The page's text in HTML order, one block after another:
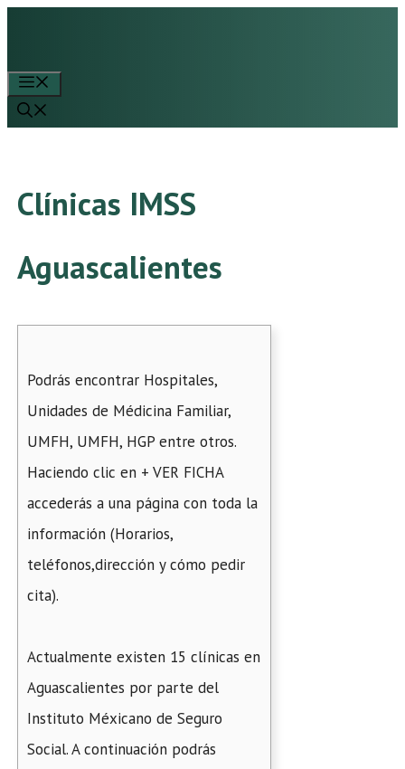
contenido
Clínicas IMSS
Aguascalientes
Podrás encontrar Hospitales,
Unidades de Médicina Familiar,
UMFH, UMFH, HGP entre otros.
Haciendo clic en + VER FICHA
accederás a una página con toda la
información (Horarios,
teléfonos,dirección y cómo pedir
cita).
Actualmente existen 15 clínicas en
Aguascalientes por parte del
Instituto Méxicano de Seguro
Social. A continuación podrás